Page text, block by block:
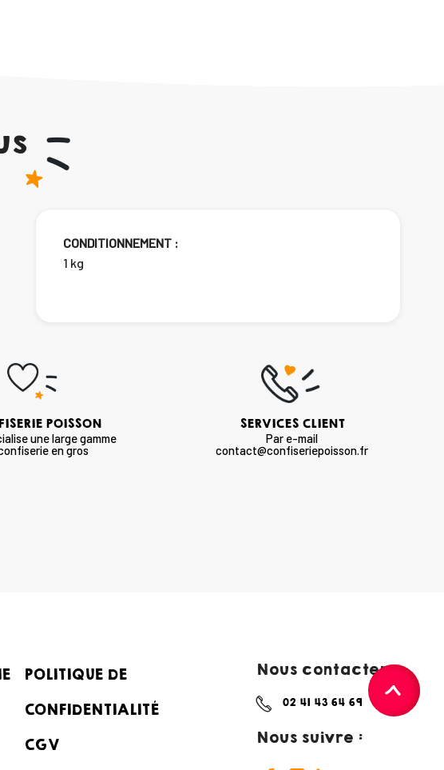
CONDITIONNEMENT :
1 kg
POISSON
une large gamme
en gros
SERVICES CLIENT
Par e-mail
contact@confiseriepoisson.fr
POLITIQUE DE
CONFIDENTIALITÉ
CGV
Nous contacter :
02 41 43 64 69
Nous suivre :